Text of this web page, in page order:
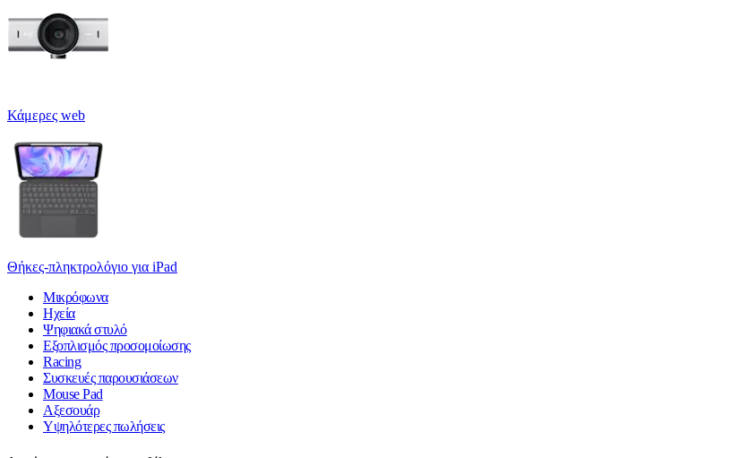
Κάμερες web
Θήκες-πληκτρολόγιο για iPad
Μικρόφωνα
Ηχεία
Ψηφιακά στυλό
Εξοπλισμός προσομοίωσης
Racing
Συσκευές παρουσιάσεων
Mouse Pad
Αξεσουάρ
Υψηλότερες πωλήσεις